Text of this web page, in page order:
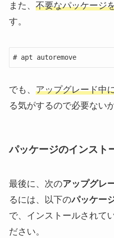
また、 不要なパッケージ
す。
# apt autoremove
でも、 アップグレード中
る気がするので必要ない
パッケージのインスト
最後に、次のアップグレ
るには、以下のパッケー
で、インストールされて
ださい。